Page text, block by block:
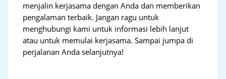
menjalin kerjasama dengan Anda dan memberikan
pengalaman terbaik. Jangan ragu untuk
menghubungi kami untuk informasi lebih lanjut
atau untuk memulai kerjasama. Sampai jumpa di
perjalanan Anda selanjutnya!